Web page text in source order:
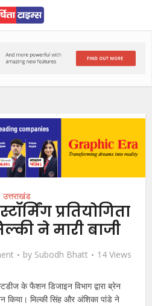
उत्तराखंड
प्रतियोगिता
ने मारी बाजी
by Subodh Bhatt 14 Views
के फैशन डिजाइन विभाग द्वारा ब्रेन
किया। मिल्की सिंह और अंशिका पांडे ने